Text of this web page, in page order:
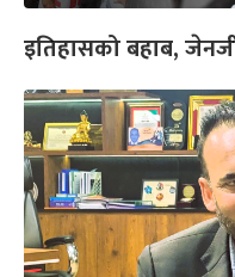
इतिहासको बहाब,